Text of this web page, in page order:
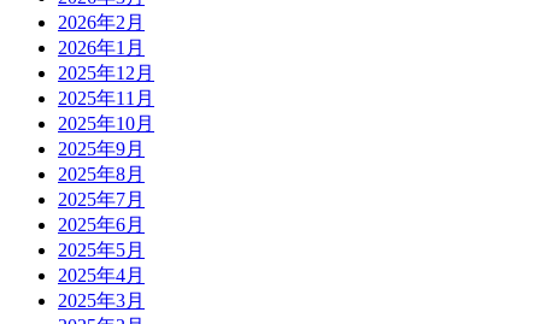
2026年2月
2026年1月
2025年12月
2025年11月
2025年10月
2025年9月
2025年8月
2025年7月
2025年6月
2025年5月
2025年4月
2025年3月